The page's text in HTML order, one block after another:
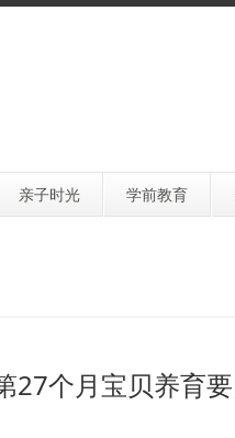
亲子时光 学前教育
27个月宝贝养育